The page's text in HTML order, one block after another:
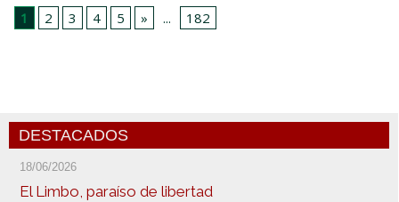
1
2 3 4 5 » ... 182
DESTACADOS
18/06/2026
El Limbo, paraíso de libertad